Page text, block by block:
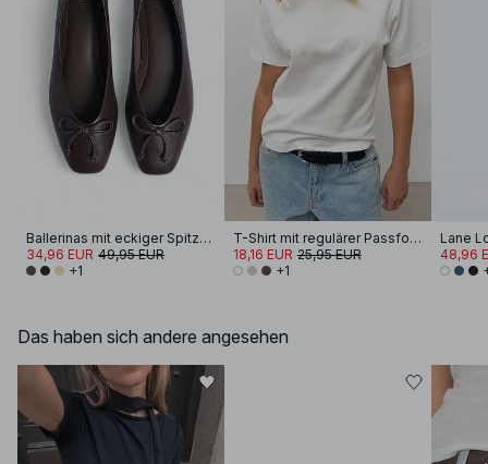
Ballerinas mit eckiger Spitze und Schleife
34,96 EUR 49,95 EUR
+1
T-Shirt mit regulärer Passform
18,16 EUR 25,95 EUR
+1
Lane
48,96
Das haben sich andere angesehen